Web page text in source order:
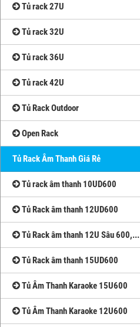
Tủ rack 27U
Tủ rack 32U
Tủ rack 36U
Tủ rack 42U
Tủ Rack Outdoor
Open Rack
Tủ Rack Âm Thanh Giá Rẻ
Tủ rack âm thanh 10UD600
Tủ Rack âm thanh 12UD600
Tủ Rack âm thanh 12U Sâu 600,...
Tủ Rack âm thanh 15UD600
Tủ Âm Thanh Karaoke 15U600
Tủ Âm Thanh Karaoke 12U600